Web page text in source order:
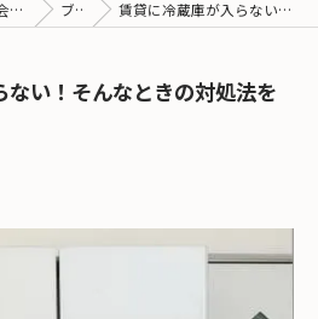
要 ブログ 賃貸に冷蔵庫が入らない！そんなときの対処法を解説
い！そんなときの対処法を